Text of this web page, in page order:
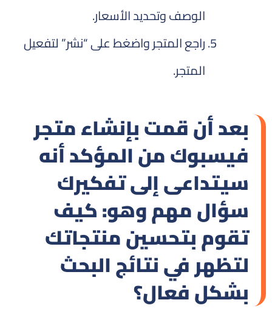
الوصف وتحديد الأسعار.
راجع المتجر واضغط على “نشر” لتفعيل
المتجر.
بعد أن قمت بإنشاء متجر
فيسبوك من المؤكد أنه
سيتداعى إلى تفكيرك
سؤال مهم وهو: كيف
تقوم بتحسين منتجاتك
لتظهر في نتائج البحث
بشكل فعال؟